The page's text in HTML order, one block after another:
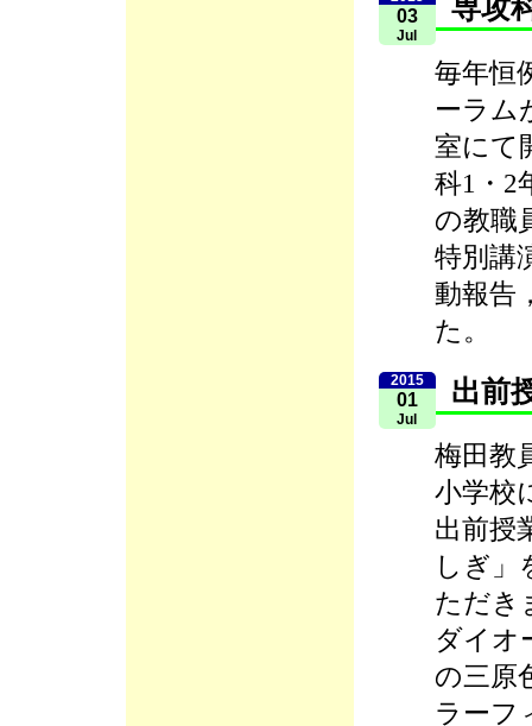
03
Jul
専攻
毎年恒
ーラム
室にて
科1・2
の教職
特別講
動報告
た。
2015
01
Jul
出前
梅田教
小学校
出前授
しぎ」
ただき
ダイオ
の三原
ラーフ